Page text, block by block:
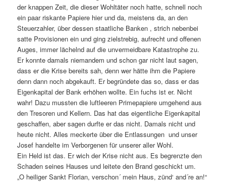
der knappen Zeit, die dieser Wohltäter noch hatte, schnell noch
ein paar riskante Papiere hier und da, meistens da, an den
Steuerzahler, über dessen staatliche Banken , strich nebenbei
satte Provisionen ein und ging zielstrebig, aufrecht und offenen
Auges, immer lächelnd auf die unvermeidbare Katastrophe zu.
Er konnte damals niemandem und schon gar nicht laut sagen,
dass er die Krise bereits sah, denn wer hätte ihm die Papiere
denn dann noch abgekauft. Er begründete das so, dass er das
Eigenkapital der Bank erhöhen wollte. Ein fuchs ist er. Nicht
wahr! Dazu mussten die luftleeren Primepapiere umgehend aus
den Tresoren und Kellern. Das hat das eigentliche Eigenkapital
geschaffen, aber sagen durfte er das nicht. Damals nicht und
heute nicht. Alles meckerte über die Entlassungen und unser
Josef handelte im Verborgenen für unserer aller Wohl.
Ein Held ist das. Er wich der Krise nicht aus. Es begrenzte den
Schaden seines Hauses und leitete den Brand geschickt um.
„O heiliger Sankt Florian, verschon´ mein Haus, zünd‘ and´re an!“